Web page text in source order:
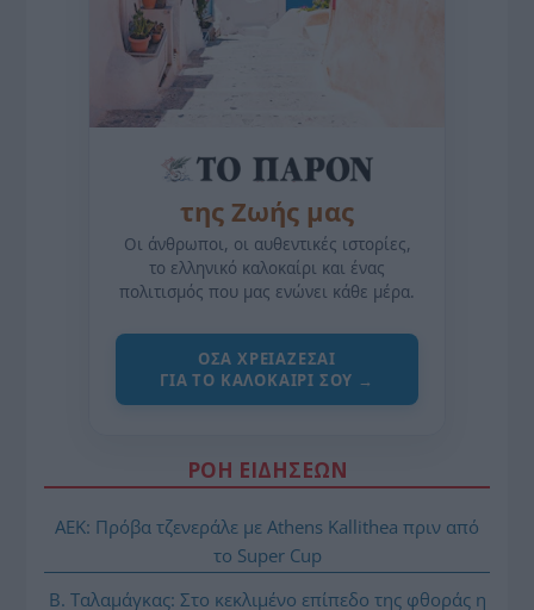
της Ζωής μας
Οι άνθρωποι, οι αυθεντικές ιστορίες,
το ελληνικό καλοκαίρι και ένας
πολιτισμός που μας ενώνει κάθε μέρα.
ΌΣΑ ΧΡΕΙΆΖΕΣΑΙ
ΓΙΑ ΤΟ ΚΑΛΟΚΑΊΡΙ ΣΟΥ →
ΡΟΗ ΕΙΔΗΣΕΩΝ
ΑΕΚ: Πρόβα τζενεράλε με Athens Kallithea πριν από
το Super Cup
Β. Ταλαμάγκας: Στο κεκλιμένο επίπεδο της φθοράς η